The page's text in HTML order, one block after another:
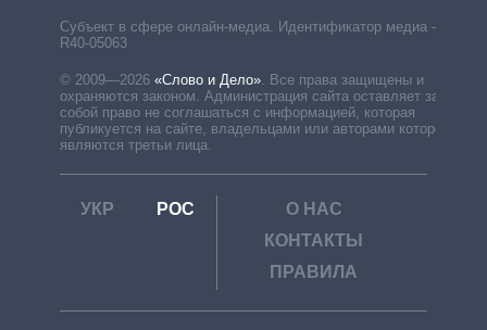
Субъект в сфере онлайн-медиа. Идентификатор медиа –
R40-05063
© 2009—2026 «Слово и Дело» Все права защищены и
охраняются законом. Администрация сайта оставляет за
собой право не соглашаться с информацией, которая
публикуется на сайте, владельцами или авторами которой
являются третьи лица.
УКР РОС
О НАС
КОНТАКТЫ
ПРАВИЛА